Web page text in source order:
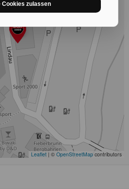
Cookies zulassen
Leaflet | © OpenStreetMapcontributors